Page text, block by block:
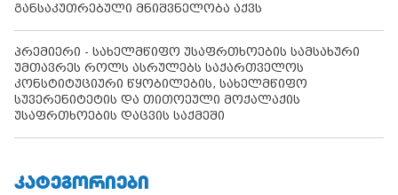
განსაკუთრებული მნიშვნელობა აქვს
პრემიერი - სახელმწიფო უსაფრთხოების სამსახური
უმთავრეს როლს ასრულებს საქართველოს
კონსტიტუციური წყობილების, სახელმწიფო
სუვერენიტეტის და თითოეული მოქალაქის
უსაფრთხოების დაცვის საქმეში
ᲙᲐᲢᲔᲒᲝᲠᲘᲔᲑᲘ